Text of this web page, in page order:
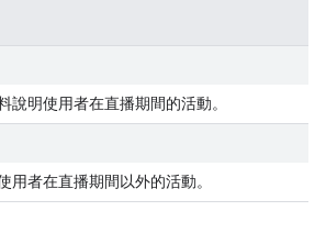
說明使用者在直播期間的活動。
用者在直播期間以外的活動。